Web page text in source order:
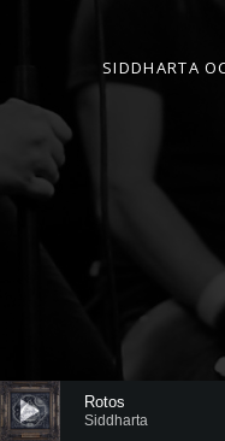
SIDDHARTA
Reproductor de audio
Siddharta
Rotos